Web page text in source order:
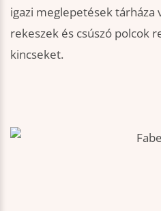
igazi meglepetések
rekeszek és csúszó polcok
kincseket.